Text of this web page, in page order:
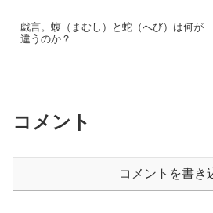
戯言。蝮（まむし）と蛇（へび）は何が
違うのか？
コメント
コメントを書き